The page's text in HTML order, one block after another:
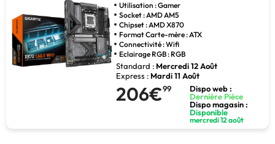
Utilisation : Gamer
Socket : AMD AM5
Chipset : AMD X870
Format Carte-mère : ATX
Connectivité : Wifi
Eclairage RGB : RGB
Standard : Mercredi 12 Août
Express : Mardi 11 Août
206€99
Dispo web :
Dernière Pièce
Dispo magasin :
Disponible
mercredi 12 août